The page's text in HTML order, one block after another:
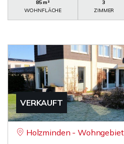
85 m²
WOHNFLÄCHE
3
ZIMMER
VERKAUFT
Holzminden -